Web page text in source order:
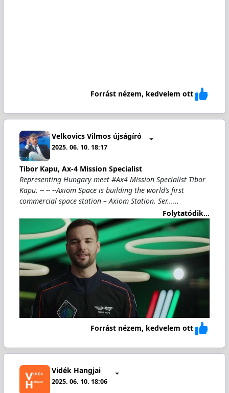
Forrást nézem, kedvelem ott
Velkovics Vilmos újságíró
2025. 06. 10. 18:17
Tibor Kapu, Ax-4 Mission Specialist
Representing Hungary meet #Ax4 Mission Specialist Tibor
Kapu. -- -- --Axiom Space is building the world’s first
commercial space station – Axiom Station. Ser...…
Folytatódik...
Forrást nézem, kedvelem ott
Vidék Hangjai
2025. 06. 10. 18:06